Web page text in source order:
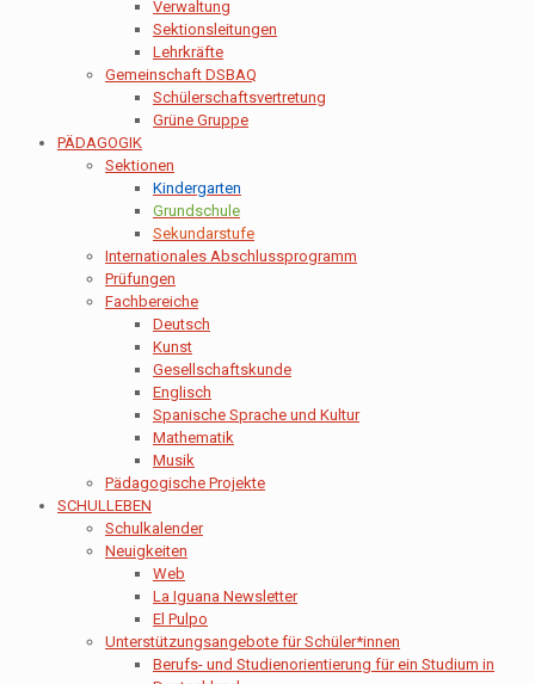
Verwaltung
Sektionsleitungen
Lehrkräfte
Gemeinschaft DSBAQ
Schülerschaftsvertretung
Grüne Gruppe
PÄDAGOGIK
Sektionen
Kindergarten
Grundschule
Sekundarstufe
Internationales Abschlussprogramm
Prüfungen
Fachbereiche
Deutsch
Kunst
Gesellschaftskunde
Englisch
Spanische Sprache und Kultur
Mathematik
Musik
Pädagogische Projekte
SCHULLEBEN
Schulkalender
Neuigkeiten
Web
La Iguana Newsletter
El Pulpo
Unterstützungsangebote für Schüler*innen
Berufs- und Studienorientierung für ein Studium in